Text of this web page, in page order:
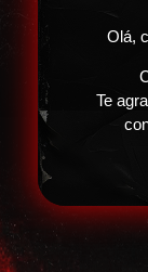
Olá,
Te